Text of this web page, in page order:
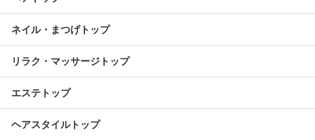
ネイル・まつげトップ
リラク・マッサージトップ
エステトップ
ヘアスタイルトップ